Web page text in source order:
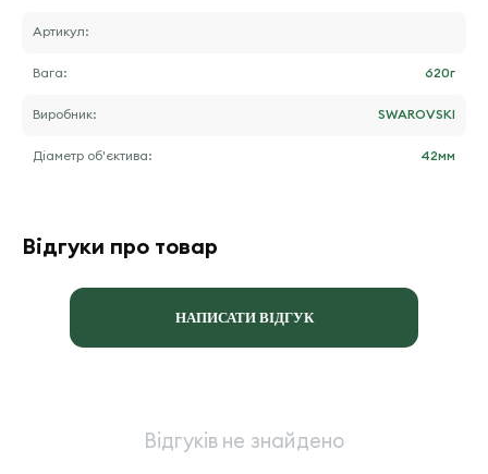
Артикул:
Вага: 620г
Виробник: SWAROVSKI
Діаметр об'єктива: 42мм
Відгуки про товар
НАПИСАТИ ВІДГУК
Відгуків не знайдено